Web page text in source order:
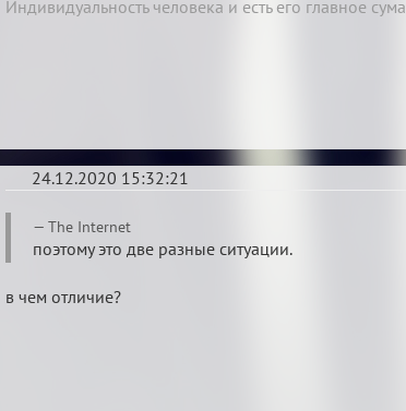
игровая
Индивидуальность человека и есть его главное
24.12.2020 15:32:21
Re:
Ценная
информация
The Internet
поэтому это две разные ситуации.
в чем отличие?